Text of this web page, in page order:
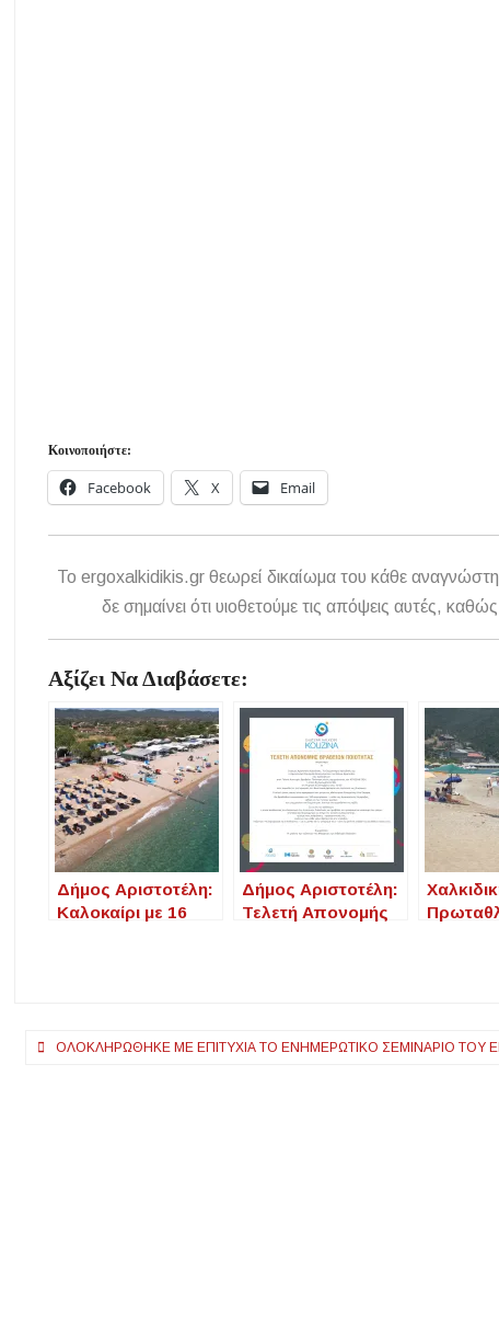
Κοινοποιήστε:
Facebook X Email
To ergoxalkidikis.gr θεωρεί δικαίωμα του κάθε
δε σημαίνει ότι υιοθετούμε τις απόψεις αυτές,
Αξίζει Να Διαβάσετε:
Δήμος Αριστοτέλη:
Καλοκαίρι με 16
Δήμος Αριστοτέλη:
Τελετή Απονομής
Πλοήγηση
ΟΛΟΚΛΗΡΏΘΗΚΕ ΜΕ ΕΠΙΤΥΧΊΑ ΤΟ ΕΝΗΜΕΡΩΤΙΚΌ ΣΕΜΙΝΆΡΙΟ ΤΟΥ